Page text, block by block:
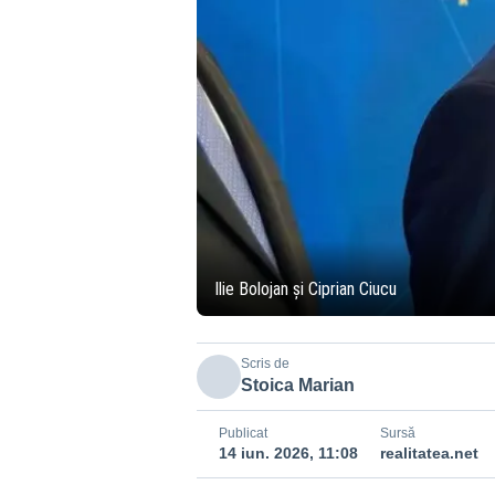
Ilie Bolojan și Ciprian Ciucu
Scris de
Stoica Marian
Publicat
14 iun. 2026, 11:08
Sursă
realitatea.net